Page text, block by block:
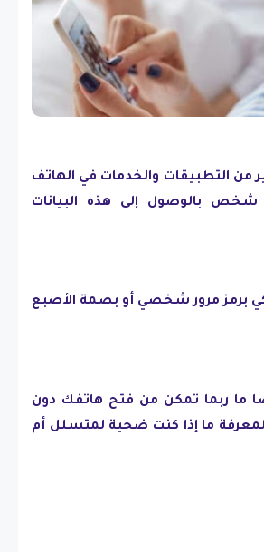
من التطبيقات والخدمات في الهاتف
شخص بالوصول إلى هذه البيانات
برمز مرور شخصي أو بصمة الأصبع
ربما تمكن من فتح هاتفك دون
ما إذا كنت ضحية لمتسلل أم